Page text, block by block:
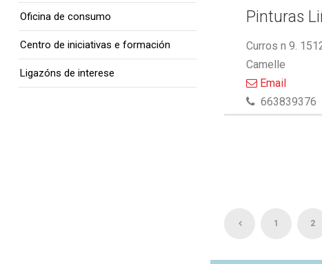
Pinturas
Curros n 9.
Camelle
Email
663839376
1 2
Oficina de consumo
Centro de iniciativas e formación
Ligazóns de interese